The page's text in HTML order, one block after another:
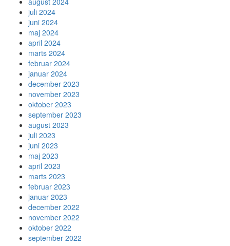
juli 2024
juni 2024
maj 2024
april 2024
marts 2024
februar 2024
januar 2024
december 2023
november 2023
oktober 2023
september 2023
august 2023
juli 2023
juni 2023
maj 2023
april 2023
marts 2023
februar 2023
januar 2023
december 2022
november 2022
oktober 2022
september 2022